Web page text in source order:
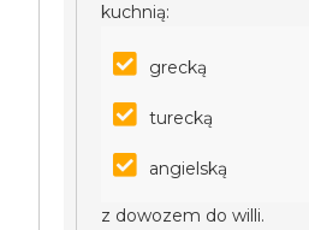
kuchnią:
grecką
turecką
angielską
z dowozem do willi.